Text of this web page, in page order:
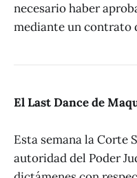
necesario haber
mediante un contrato
El Last Dance de
Esta semana la Corte
autoridad del Poder